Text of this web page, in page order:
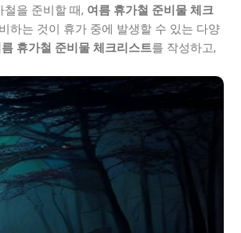
을 준비할 때, 여름 휴가철 준비물 체크
하는 것이 휴가 중에 발생할 수 있는 다양
휴가철 준비물 체크리스트를 작성하고,